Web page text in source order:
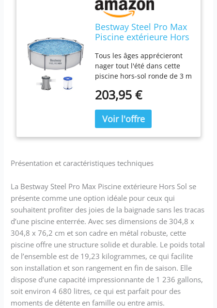
Bestway Steel Pro Max
Piscine extérieure Hors
en métal de 3 m x 76,2
cm avec Pompe
filtrante de 330 GPH
Tous les âges apprécieront
nager tout l'été dans cette
piscine hors-sol ronde de 3 m
pompe à filtre modèle 58511E
maintenir une eau propre
Construit avec un cadre en
acier qui est maintenu
résistance et une connexion
améliore la doublure en PVC
à 3 jeux avec un design
élégant qui fournit une
bande de soutien pour plus
de stabilité au mur de la
piscine pour une durabilité
ultime La piscine encadrée a
un processus simple
d'assemblage et de
démontage pour le stockage
hors saison ; aucun outil
n'est nécessaire pour
203,95 €
Présentation et caractéristiques techniques
La Bestway Steel Pro Max Piscine extérieure Hors Sol se
présente comme une option idéale pour ceux qui
souhaitent profiter des joies de la baignade sans les tracas
d’une piscine enterrée. Avec ses dimensions de 304,8 x
304,8 x 76,2 cm et son cadre en métal robuste, cette
piscine offre une structure solide et durable. Le poids total
de l’ensemble est de 19,23 kilogrammes, ce qui facilite
son installation et son rangement en fin de saison. Elle
dispose d’une capacité impressionnante de 1 236 gallons,
soit environ 4 680 litres, ce qui est parfait pour des
moments de détente en famille ou entre amis.